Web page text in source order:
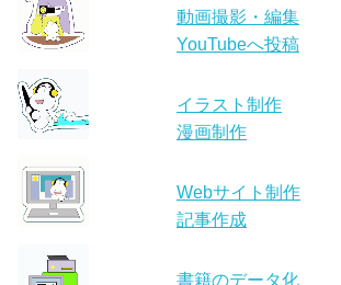
動画撮影・編集
YouTubeへ投稿
イラスト制作
漫画制作
Webサイト制作
記事作成
書籍のデータ化